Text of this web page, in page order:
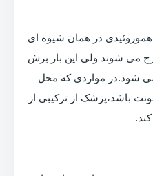
هموروئیدی در همان شیوه ای
می شوند ولی این بار برش
شود.در مواردی که محل
باشد،پزشک از ترکیبی از